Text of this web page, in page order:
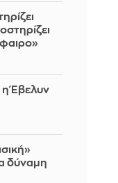
η Έβελυν
δύναμη